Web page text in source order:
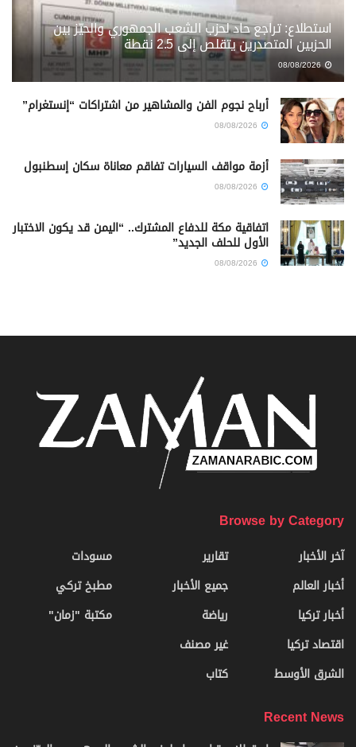
استطلاع: تراجع حاد لحزب الشعب الجمهوري والحيّز بين
الحزبين المتصدرين يتقلص إلى 2.5 نقطة
08/08/2026
أرباح نجوم الفن والمشاهير من اشتراكات “إنستغرام”
أزمة مواقف السيارات تفاقم معاناة سكان إسطنبول
اتفاقية مكة للدفاع المشترك.. “اليمن قد يكون الاختبار
الأول للحلف الجديد”
Browse by Category
آخر الأخبار
أخبار العالم
أخبار تركيا
اقتصاد تركيا
الشرق الأوسط
تقارير
جميع الأخبار
رياضة
غير مصنف
كتاب
مسودات
مطبخ تركي
مكتبة "زمان"
Recent News